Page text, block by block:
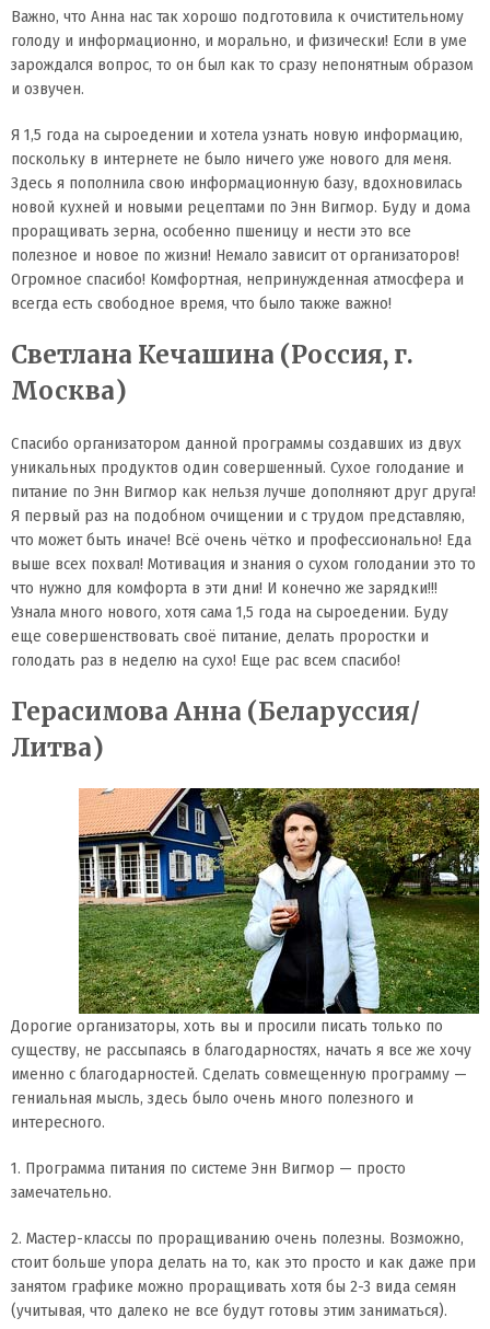
Важно, что Анна нас так хорошо подготовила к очистительному
голоду и информационно, и морально, и физически! Если в уме
зарождался вопрос, то он был как то сразу непонятным образом
и озвучен.
Я 1,5 года на сыроедении и хотела узнать новую информацию,
поскольку в интернете не было ничего уже нового для меня.
Здесь я пополнила свою информационную базу, вдохновилась
новой кухней и новыми рецептами по Энн Вигмор. Буду и дома
проращивать зерна, особенно пшеницу и нести это все
полезное и новое по жизни! Немало зависит от организаторов!
Огромное спасибо! Комфортная, непринужденная атмосфера и
всегда есть свободное время, что было также важно!
Светлана Кечашина (Россия, г.
Москва)
Спасибо организатором данной программы создавших из двух
уникальных продуктов один совершенный. Сухое голодание и
питание по Энн Вигмор как нельзя лучше дополняют друг друга!
Я первый раз на подобном очищении и с трудом представляю,
что может быть иначе! Всё очень чётко и профессионально! Еда
выше всех похвал! Мотивация и знания о сухом голодании это то
что нужно для комфорта в эти дни! И конечно же зарядки!!!
Узнала много нового, хотя сама 1,5 года на сыроедении. Буду
еще совершенствовать своё питание, делать проростки и
голодать раз в неделю на сухо! Еще рас всем спасибо!
Герасимова Анна (Беларуссия/
Литва)
Дорогие организаторы, хоть вы и просили писать только по
существу, не рассыпаясь в благодарностях, начать я все же хочу
именно с благодарностей. Сделать совмещенную программу —
гениальная мысль, здесь было очень много полезного и
интересного.
1. Программа питания по системе Энн Вигмор — просто
замечательно.
2. Мастер-классы по проращиванию очень полезны. Возможно,
стоит больше упора делать на то, как это просто и как даже при
занятом графике можно проращивать хотя бы 2-3 вида семян
(учитывая, что далеко не все будут готовы этим заниматься).